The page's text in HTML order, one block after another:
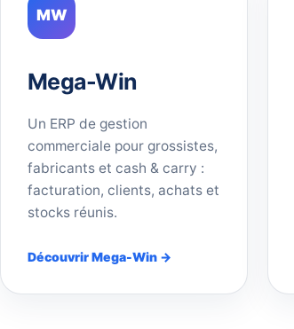
MW
Mega-Win
Un ERP de gestion
commerciale pour grossistes,
fabricants et cash & carry :
facturation, clients, achats et
stocks réunis.
Découvrir Mega-Win →